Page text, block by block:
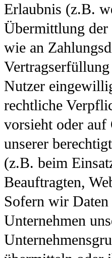
Erlaubnis (z.B.
Übermittlung
wie an
Nutzer
rechtliche
vorsieht oder auf
unserer
(z.B. beim
Beauftragten,
Sofern wir Daten
Unternehmen